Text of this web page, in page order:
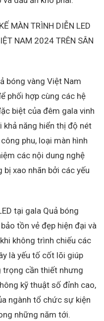
MÀN TRÌNH DIỄN LED
NAM 2024 TRÊN SÂN
bóng vàng Việt Nam
phối hợp cùng các hệ
biệt của đêm gala vinh
khả năng hiển thị độ nét
phu, loại màn hình
các nội dung nghệ
xao nhãn bởi các yếu
tại gala Quả bóng
tồn vẻ đẹp hiện đại và
không trình chiếu các
là yếu tố cốt lõi giúp
trọng cần thiết nhưng
kỹ thuật số đỉnh cao,
ngành tổ chức sự kiện
những năm tới.